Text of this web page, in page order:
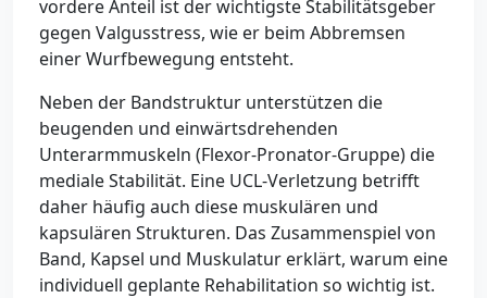
vordere Anteil ist der wichtigste Stabilitätsgeber
gegen Valgusstress, wie er beim Abbremsen
einer Wurfbewegung entsteht.
Neben der Bandstruktur unterstützen die
beugenden und einwärtsdrehenden
Unterarmmuskeln (Flexor-Pronator-Gruppe) die
mediale Stabilität. Eine UCL-Verletzung betrifft
daher häufig auch diese muskulären und
kapsulären Strukturen. Das Zusammenspiel von
Band, Kapsel und Muskulatur erklärt, warum eine
individuell geplante Rehabilitation so wichtig ist.